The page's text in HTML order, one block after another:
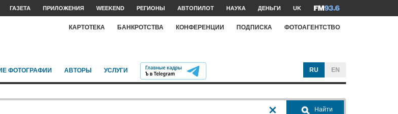
ГАЗЕТА ПРИЛОЖЕНИЯ WEEKEND РЕГИОНЫ АВТОПИЛОТ НАУКА ДЕНЬГИ UK
КАРТОТЕКА БАНКРОТСТВА КОНФЕРЕНЦИИ ПОДПИСКА ФОТОАГЕНТСТВО
ФОТОГРАФИИ АВТОРЫ УСЛУГИ RU EN
Найти